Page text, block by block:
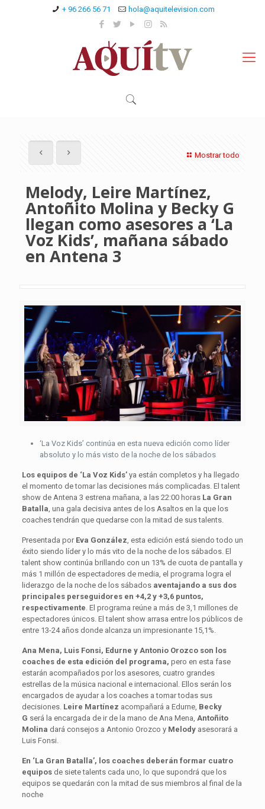
+ 96 266 56 71 hola@aquitelevision.com
Mostrar todo
Melody, Leire Martínez,
Antoñito Molina y Becky G
llegan como asesores a ‘La
Voz Kids’, mañana sábado
en Antena 3
‘La Voz Kids’ continúa en esta nueva edición como líder
absoluto y lo más visto de la noche de los sábados
Los equipos de ‘La Voz Kids’ya están completos y ha llegado
el momento de tomar las decisiones más complicadas. El talent
show de Antena 3 estrena mañana, a las 22:00 horas La Gran
Batalla , una gala decisiva antes de los Asaltos en la que los
coaches tendrán que quedarse con la mitad de sus talents.
Presentada por Eva González , esta edición está siendo todo un
éxito siendo líder y lo más vito de la noche de los sábados. El
talent show continúa brillando con un 13% de cuota de pantalla y
más 1 millón de espectadores de media, el programa logra el
liderazgo de la noche de los sábadosaventajando a sus dos
principales perseguidores en +4,2 y +3,6 puntos,
respectivamente . El programa reúne a más de 3,1 millones de
espectadores únicos. El talent show arrasa entre los públicos de
entre 13-24 años donde alcanza un impresionante 15,1%.
Ana Mena, Luis Fonsi, Edurne y Antonio Orozco son los
coaches de esta edición del programa, pero en esta fase
estarán acompañados por los asesores, cuatro grandes
estrellas de la música nacional e internacional. Ellos serán los
encargados de ayudar a los coaches a tomar todas sus
decisiones. Leire Martínez acompañará a Edurne, Becky
G será la encargada de ir de la mano de Ana Mena, Antoñito
Molina dará consejos a Antonio Orozco yMelodyasesorará a
Luis Fonsi.
En ‘La Gran Batalla’, los coaches deberán formar cuatro
equiposde siete talents cada uno, lo que supondrá que los
equipos se quedarán con la mitad de sus miembros al final de la
noche